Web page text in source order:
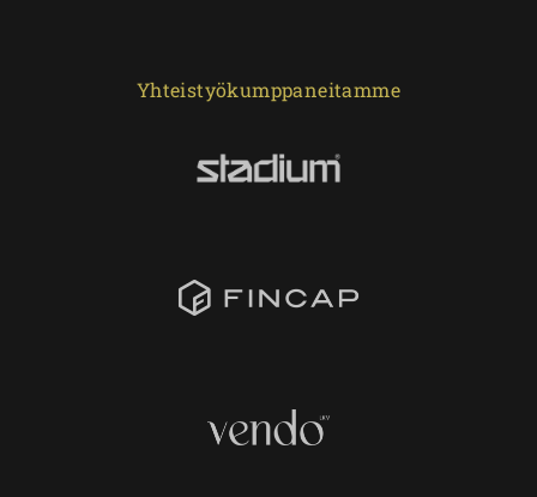
Yhteistyökumppaneitamme